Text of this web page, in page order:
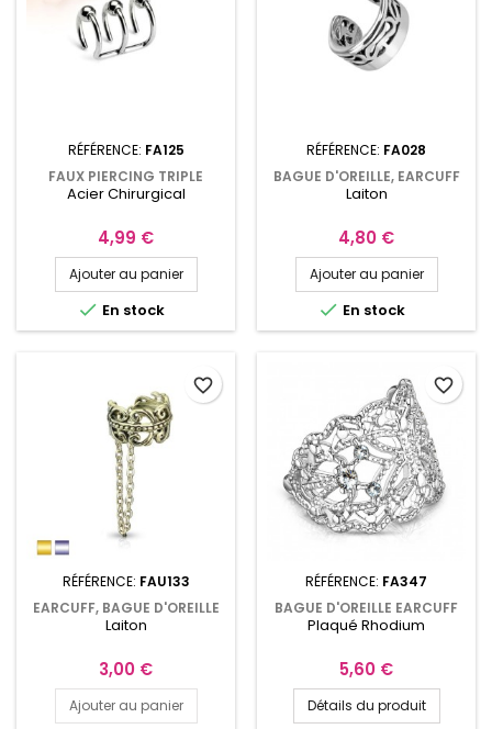
RÉFÉRENCE: FA125
FAUX PIERCING TRIPLE
ANNEAUX BOULES FA125
Acier Chirurgical
Prix
4,99 €
Ajouter au panier
 En stock
RÉFÉRENCE: FA028
BAGUE D'OREILLE, EARCUFF
10MM TRIBAL FA028
Laiton
Prix
4,80 €
Ajouter au panier
 En stock
RÉFÉRENCE: FAU133
EARCUFF, BAGUE D'OREILLE
COEUR CELTIQUE ET
Laiton
Prix
3,00 €
Ajouter au panier
favorite_border
RÉFÉRENCE: FA347
BAGUE D'OREILLE EARCUFF
AVEC FILIGRANE PAPILLON
Plaqué Rhodium
Prix
5,60 €
Détails du produit
favorite_border